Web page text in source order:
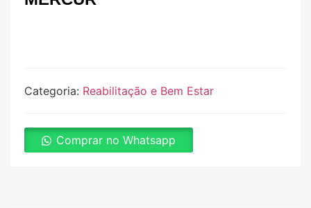
Categoria: Reabilitação e Bem Estar
Comprar no Whatsapp